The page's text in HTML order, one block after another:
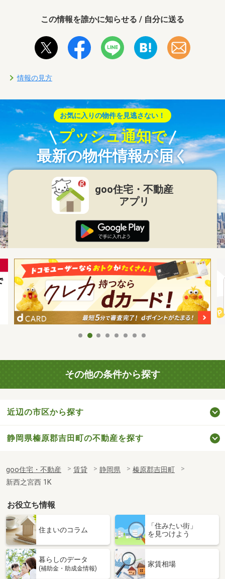
この情報を誰かに知らせる / 自分に送る
情報の見方
お気に入りの物件を見逃さない！
プッシュ通知で
最新の物件情報が届く
goo住宅・不動産
アプリ
その他の条件から探す
近辺の市区から探す
静岡県榛原郡吉田町の不動産を探す
goo住宅・不動産 賃貸 静岡県
榛原郡吉田町
新西之宮西 1K
お役立ち情報
住まいのコラム
「住みたい街」
を見つけよう
暮らしのデータ
(補助金・助成金情報)
家賃相場